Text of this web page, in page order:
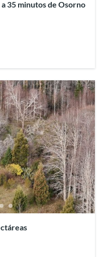
35 minutos de Osorno